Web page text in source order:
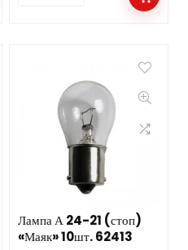
Лампа А 24-21 (стоп)
«Маяк» 10шт. 62413